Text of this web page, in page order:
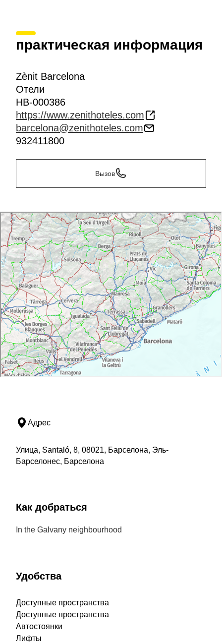
практическая информация
Zènit Barcelona
Отели
HB-000386
https://www.zenithoteles.com
barcelona@zenithoteles.com
932411800
Вызов
Адрес
Улица, Santaló, 8, 08021, Барселона, Эль-
Барселонес, Барселона
Как добраться
In the Galvany neighbourhood
Удобства
Доступные пространства
Доступные пространства
Автостоянки
Лифты